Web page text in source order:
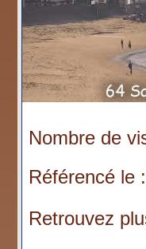
Nombre de
Référencé le :
Retrouvez